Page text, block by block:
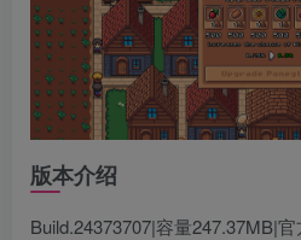
版本介绍
Build.24373707|容量247.37MB|